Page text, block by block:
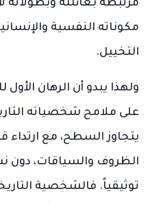
مرتبطة بعائلته وبطولاته
مكوناته النفسية
التخييل.
ولهذا يبدو أن الرهان
على ملامح شخصياته
يتجاوز السطح، مع ارتداء
الظروف والسياقات، دون
توثيقياً. فالشخصية